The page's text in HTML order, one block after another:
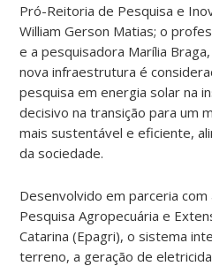
Pró-Reitoria de Pesquisa e
William Gerson Matias; o
e a pesquisadora Marília
nova infraestrutura é
pesquisa em energia solar na
decisivo na transição para um
mais sustentável e eficiente,
da sociedade.
Desenvolvido em parceria com
Pesquisa Agropecuária e
Catarina (Epagri), o sistema
terreno, a geração de